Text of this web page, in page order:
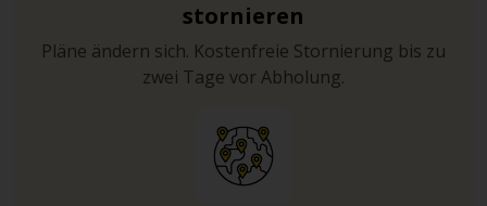
stornieren
Pläne ändern sich. Kostenfreie Stornierung bis zu
zwei Tage vor Abholung.